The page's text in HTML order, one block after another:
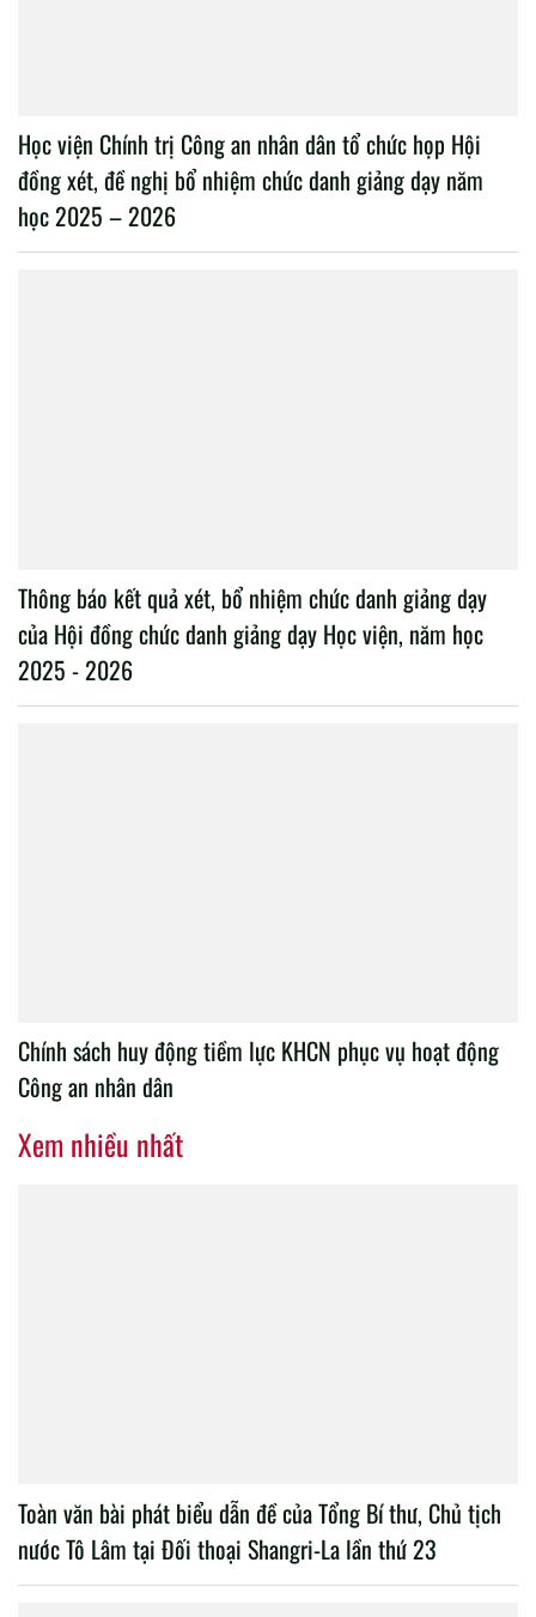
Học viện Chính trị Công an nhân dân tổ chức họp Hội
đồng xét, đề nghị bổ nhiệm chức danh giảng dạy năm
học 2025 – 2026
Thông báo kết quả xét, bổ nhiệm chức danh giảng dạy
của Hội đồng chức danh giảng dạy Học viện, năm học
2025 - 2026
Chính sách huy động tiềm lực KHCN phục vụ hoạt động
Công an nhân dân
Xem nhiều nhất
Toàn văn bài phát biểu dẫn đề của Tổng Bí thư, Chủ tịch
nước Tô Lâm tại Đối thoại Shangri-La lần thứ 23